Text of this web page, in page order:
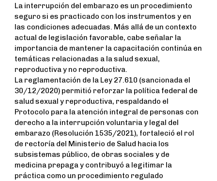
La interrupción del embarazo es un procedimiento
seguro si es practicado con los instrumentos y en
las condiciones adecuadas. Más allá de un contexto
actual de legislación favorable, cabe señalar la
importancia de mantener la capacitación continúa en
temáticas relacionadas a la salud sexual,
reproductiva y no reproductiva.
La reglamentación de la Ley 27.610 (sancionada el
30/12/2020) permitió reforzar la política federal de
salud sexual y reproductiva, respaldando el
Protocolo para la atención integral de personas con
derecho a la interrupción voluntaria y legal del
embarazo (Resolución 1535/2021), fortaleció el rol
de rectoría del Ministerio de Salud hacia los
subsistemas público, de obras sociales y de
medicina prepaga y contribuyó a legitimar la
práctica como un procedimiento regulado